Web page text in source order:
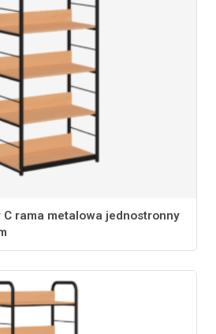
C rama metalowa jednostronny